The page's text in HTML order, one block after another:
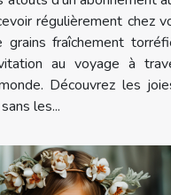
régulièrement chez
grains fraîchement
au voyage à
Découvrez les
les...